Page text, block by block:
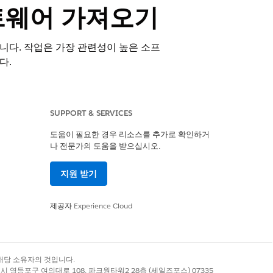
어 가져오기
다. 작업은 가장 관련성이 높은 소프
.
SUPPORT & SERVICES
도움이 필요한 경우 리소스를 추가로 확인하거
나 전문가의 도움을 받으십시오.
지원 받기
제공자 Experience Cloud
소유자의 것입니다.
영등포구 여의대로 108, 파크원타워2 28층 (세일즈포스) 07335